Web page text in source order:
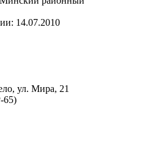
14.07.2010
ул. Мира, 21
65)